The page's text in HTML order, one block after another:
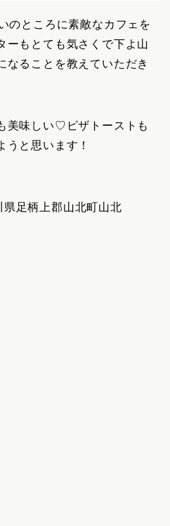
のところに素敵なカフェを
ーもとても気さくで下よ山
なることを教えていただき
美味しい♡ピザトーストも
うと思います！
足柄上郡山北町山北